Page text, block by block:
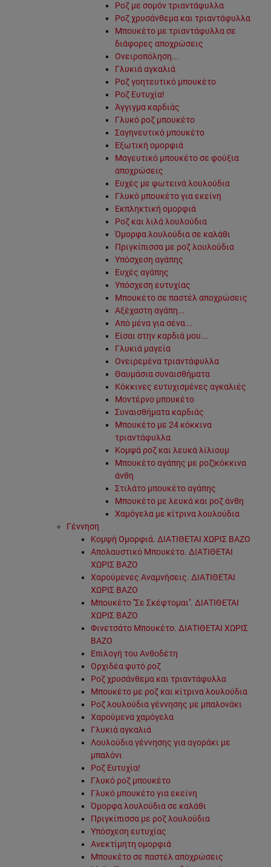
Ροζ με σομόν τριαντάφυλλα
Ροζ χρυσάνθεμα και τριαντάφυλλα
Μπουκέτο με τριαντάφυλλα σε
διάφορες αποχρώσεις
Ονειροπόληση...
Γλυκιά αγκαλιά
Ροζ γοητευτικό μπουκέτο
Ροζ Ευτυχία!
Άγγιγμα καρδιάς
Γλυκό ροζ μπουκέτο
Σαγηνευτικό μπουκέτο
Εξωτική ομορφιά
Μαγευτικό μπουκέτο σε φούξια
αποχρώσεις
Ευχές με φωτεινά λουλούδια
Γλυκό μπουκέτο για εκείνη
Εκπληκτική ομορφιά
Ροζ και λιλά λουλούδια
Όμορφα λουλούδια σε καλάθι
Πριγκίπισσα με ροζ λουλούδια
Υπόσχεση αγάπης
Ευχές αγάπης
Υπόσχεση ευτυχίας
Μπουκέτο σε παστέλ αποχρώσεις
Αξέχαστη αγάπη...
Από μένα για σένα...
Είσαι στην καρδιά μου...
Γλυκιά μαγεία
Ονειρεμένα τριαντάφυλλα
Θαυμάσια συναισθήματα
Κόκκινες ευτυχισμένες αγκαλιές
Μοντέρνο μπουκέτο
Συναισθήματα καρδιάς
Μπουκέτο με 24 κόκκινα
τριαντάφυλλα
Κομψά ροζ και λευκά λίλιουμ
Μπουκέτο αγάπης με ροζ|κόκκινα
άνθη
Στιλάτο μπουκέτο αγάπης
Μπουκέτο με λευκά και ροζ άνθη
Χαμόγελα με κίτρινα λουλούδια
Γέννηση
Κομψή Ομορφιά. ΔΙΑΤΙΘΕΤΑΙ ΧΩΡΙΣ ΒΑΖΟ
Απολαυστικό Μπουκέτο. ΔΙΑΤΙΘΕΤΑΙ
ΧΩΡΙΣ ΒΑΖΟ
Χαρούμενες Αναμνήσεις. ΔΙΑΤΙΘΕΤΑΙ
ΧΩΡΙΣ ΒΑΖΟ
Μπουκέτο ''Σε Σκέφτομαι''. ΔΙΑΤΙΘΕΤΑΙ
ΧΩΡΙΣ ΒΑΖΟ
Φινετσάτο Μπουκέτο. ΔΙΑΤΙΘΕΤΑΙ ΧΩΡΙΣ
ΒΑΖΟ
Επιλογή του Ανθοδέτη
Ορχιδέα φυτό ροζ
Ροζ χρυσάνθεμα και τριαντάφυλλα
Μπουκέτο με ροζ και κίτρινα λουλούδια
Ροζ λουλούδια γέννησης με μπαλονάκι
Χαρούμενα χαμόγελα
Γλυκιά αγκαλιά
Λουλούδια γέννησης για αγοράκι με
μπαλόνι
Ροζ Ευτυχία!
Γλυκό ροζ μπουκέτο
Γλυκό μπουκέτο για εκείνη
Όμορφα λουλούδια σε καλάθι
Πριγκίπισσα με ροζ λουλούδια
Υπόσχεση ευτυχίας
Ανεκτίμητη ομορφιά
Μπουκέτο σε παστέλ αποχρώσεις